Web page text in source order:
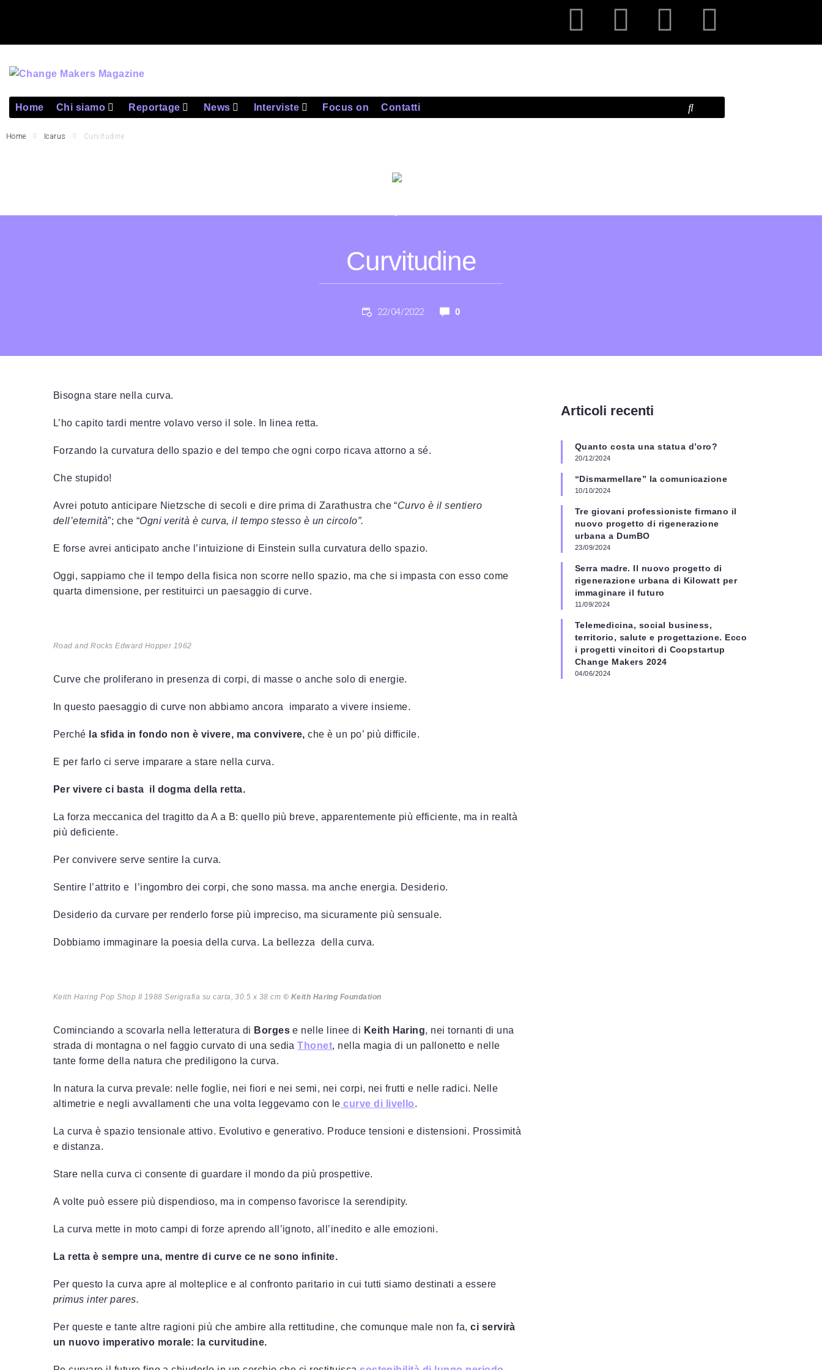
Home Chi siamo Reportage News Interviste Focus on Contatti
Home Icarus Curvitudine
Curvitudine
22/04/2022 0
Bisogna stare nella curva.
L’ho capito tardi mentre volavo verso il sole. In linea retta.
Forzando la curvatura dello spazio e del tempo che ogni corpo ricava attorno a sé.
Che stupido!
Avrei potuto anticipare Nietzsche di secoli e dire prima di Zarathustra che “Curvo è il sentiero
dell’eternità”; che “Ogni verità è curva, il tempo stesso è un circolo”.
E forse avrei anticipato anche l’intuizione di Einstein sulla curvatura dello spazio.
Oggi, sappiamo che il tempo della fisica non scorre nello spazio, ma che si impasta con esso come
quarta dimensione, per restituirci un paesaggio di curve.
Road and Rocks Edward Hopper 1962
Curve che proliferano in presenza di corpi, di masse o anche solo di energie.
In questo paesaggio di curve non abbiamo ancora imparato a vivere insieme.
Perché la sfida in fondo non è vivere, ma convivere,che è un po’ più difficile.
E per farlo ci serve imparare a stare nella curva.
Per vivere ci basta il dogma della retta.
La forza meccanica del tragitto da A a B: quello più breve, apparentemente più efficiente, ma in realtà
più deficiente.
Per convivere serve sentire la curva.
Sentire l’attrito e l’ingombro dei corpi, che sono massa. ma anche energia. Desiderio.
Desiderio da curvare per renderlo forse più impreciso, ma sicuramente più sensuale.
Dobbiamo immaginare la poesia della curva. La bellezza della curva.
Keith HaringPop Shop II 1988 Serigrafia su carta, 30.5 x 38 cm © Keith Haring Foundation
Cominciando a scovarla nella letteratura di Borges e nelle linee di Keith Haring, nei tornanti di una
strada di montagna o nel faggio curvato di una sediaThonet, nella magia di un pallonetto e nelle
tante forme della natura che prediligono la curva.
In natura la curva prevale: nelle foglie, nei fiori e nei semi, nei corpi, nei frutti e nelle radici. Nelle
altimetrie e negli avvallamenti che una volta leggevamo con le curve di livello.
La curva è spazio tensionale attivo. Evolutivo e generativo. Produce tensioni e distensioni. Prossimità
e distanza.
Stare nella curva ci consente di guardare il mondo da più prospettive.
A volte può essere più dispendioso, ma in compenso favorisce la serendipity.
La curva mette in moto campi di forze aprendo all’ignoto, all’inedito e alle emozioni.
La retta è sempre una, mentre di curve ce ne sono infinite.
Per questo la curva apre al molteplice e al confronto paritario in cui tutti siamo destinati a essere
primus inter pares.
Per queste e tante altre ragioni più che ambire alla rettitudine, che comunque male non fa,ci servirà
un nuovo imperativo morale: la curvitudine.
Articoli recenti
Quanto costa una statua d’oro?
20/12/2024
“Dismarmellare” la comunicazione
10/10/2024
Tre giovani professioniste firmano il
nuovo progetto di rigenerazione
urbana a DumBO
23/09/2024
Serra madre. Il nuovo progetto di
rigenerazione urbana di Kilowatt per
immaginare il futuro
11/09/2024
Telemedicina, social business,
territorio, salute e progettazione. Ecco
i progetti vincitori di Coopstartup
Change Makers 2024
04/06/2024